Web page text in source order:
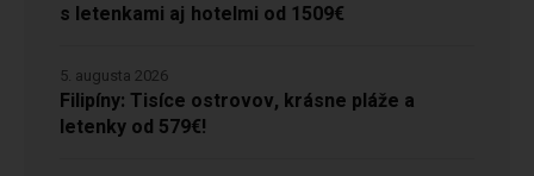
s letenkami aj hotelmi od 1509€
Filipíny: Tisíce ostrovov, krásne pláže a
letenky od 579€!
5. augusta 2026